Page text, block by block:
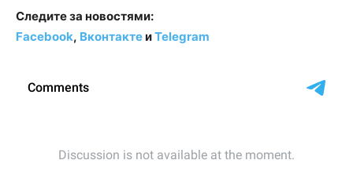
Следите за новостями:
Facebook, ВконтактеиTelegram